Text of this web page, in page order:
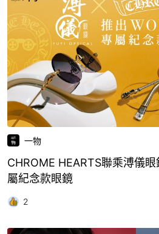
一物
CHROME HEARTS聯乘溥儀
屬紀念款眼鏡
2